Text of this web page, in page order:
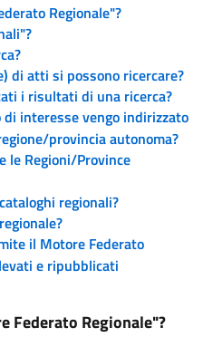
Regionale"?
di atti si possono ricercare?
i risultati di una ricerca?
interesse vengo indirizzato
provincia autonoma?
le Regioni/Province
regionali?
il Motore Federato
e ripubblicati
Federato Regionale"?